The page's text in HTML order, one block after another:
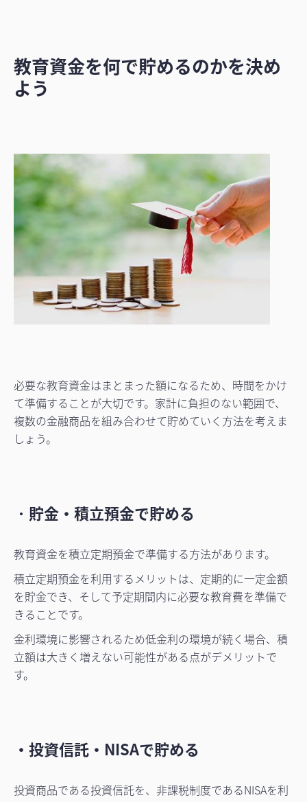
教育資金を何で貯めるのかを決め
よう
必要な教育資金はまとまった額になるため、時間をかけ
て準備することが大切です。家計に負担のない範囲で、
複数の金融商品を組み合わせて貯めていく方法を考えま
しょう。
・ 貯金・積立預金で貯める
教育資金を積立定期預金で準備する方法があります。
積立定期預金を利用するメリットは、定期的に一定金額
を貯金でき、そして予定期間内に必要な教育費を準備で
きることです。
金利環境に影響されるため低金利の環境が続く場合、積
立額は大きく増えない可能性がある点がデメリットで
す。
・投資信託・NISAで貯める
投資商品である投資信託を、非課税制度であるNISAを利